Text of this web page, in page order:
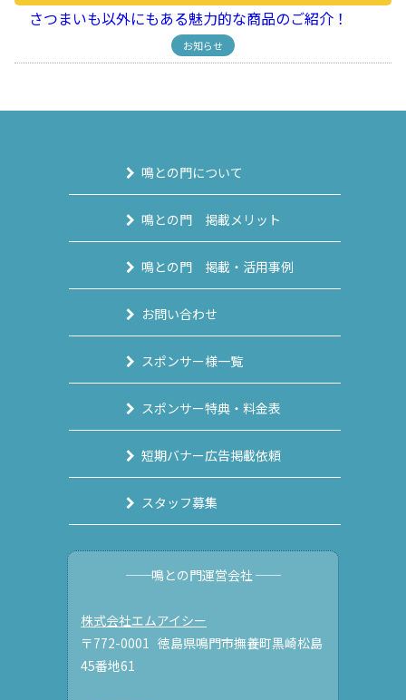
さつまいも以外にもある魅力的な商品のご紹介！
お知らせ
鳴との門について
鳴との門 掲載メリット
鳴との門 掲載・活用事例
お問い合わせ
スポンサー様一覧
スポンサー特典・料金表
短期バナー広告掲載依頼
スタッフ募集
──鳴との門運営会社 ──
株式会社エムアイシー
〒772-0001 徳島県鳴門市撫養町黒崎松島
45番地61